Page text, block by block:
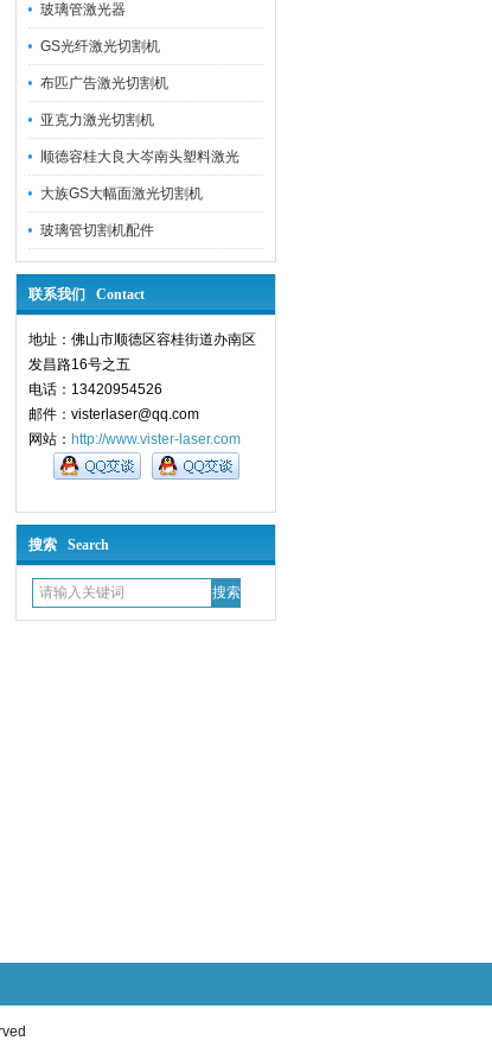
玻璃管激光器
GS光纤激光切割机
布匹广告激光切割机
亚克力激光切割机
顺德容桂大良大岑南头塑料激光
大族GS大幅面激光切割机
玻璃管切割机配件
联系我们 Contact
地址：佛山市顺德区容桂街道办南区
发昌路16号之五
电话：13420954526
邮件：visterlaser@qq.com
网站： http://www.vister-laser.com
搜索 Search